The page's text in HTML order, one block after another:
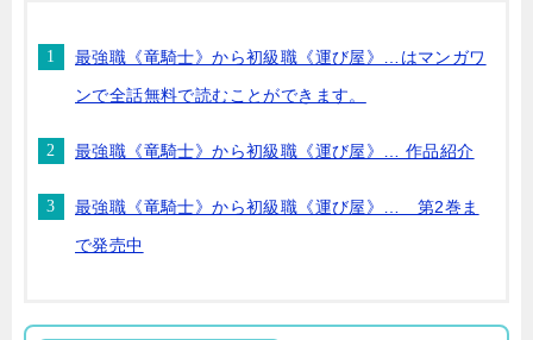
最強職《竜騎士》から初級職《運び屋》…はマンガワ
ンで全話無料で読むことができます。
最強職《竜騎士》から初級職《運び屋》… 作品紹介
最強職《竜騎士》から初級職《運び屋》… 第2巻ま
で発売中